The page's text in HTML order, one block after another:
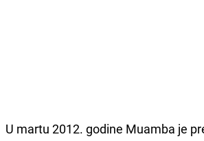
U martu 2012. godine Muamba je